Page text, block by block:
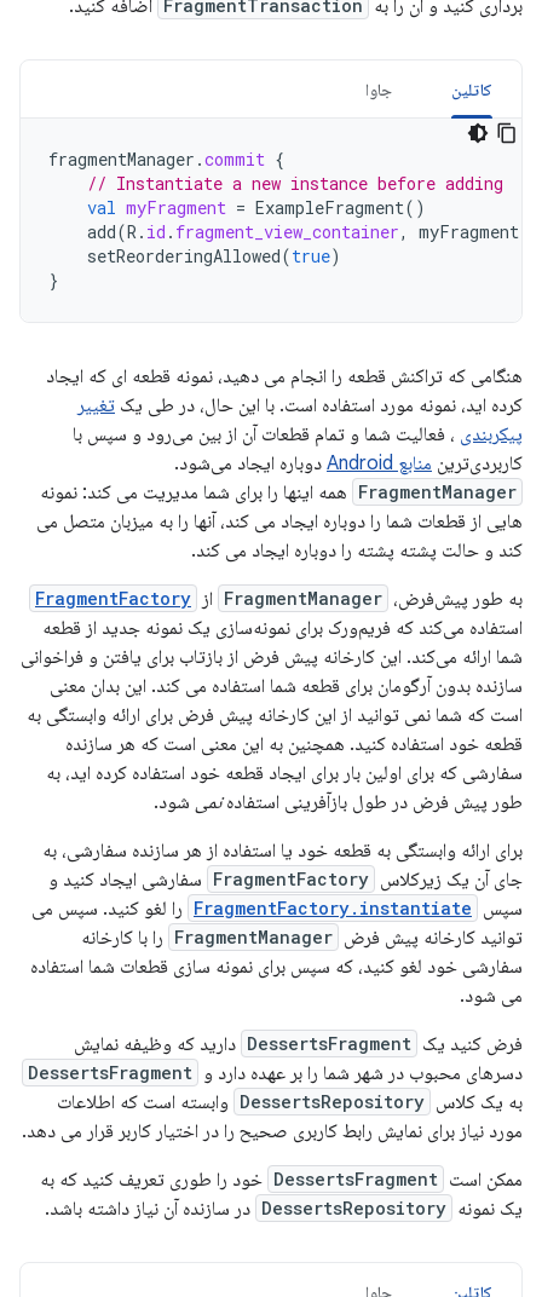
برداری کنید و آن را به FragmentTransaction اضافه کنید.
کاتلین جاوا
fragmentManager .commit {
// Instantiate a new instance before adding
val myFragment = ExampleFragment()
add(R . id . fragment_view_container, myFragment
setReorderingAllowed(true)
}
هنگامی که تراکنش قطعه را انجام می دهید، نمونه قطعه ای که ایجاد
کرده اید، نمونه مورد استفاده است. با این حال، در طی یک تغییر
پیکربندی ، فعالیت شما و تمام قطعات آن از بین می‌رود و سپس با
کاربردی‌ترین منابع Android دوباره ایجاد می‌شود.
FragmentManager همه اینها را برای شما مدیریت می کند: نمونه
هایی از قطعات شما را دوباره ایجاد می کند، آنها را به میزبان متصل می
کند و حالت پشته پشته را دوباره ایجاد می کند.
به طور پیش‌فرض، FragmentManager از FragmentFactory
استفاده می‌کند که فریم‌ورک برای نمونه‌سازی یک نمونه جدید از قطعه
شما ارائه می‌کند. این کارخانه پیش فرض از بازتاب برای یافتن و فراخوانی
سازنده بدون آرگومان برای قطعه شما استفاده می کند. این بدان معنی
است که شما نمی توانید از این کارخانه پیش فرض برای ارائه وابستگی به
قطعه خود استفاده کنید. همچنین به این معنی است که هر سازنده
سفارشی که برای اولین بار برای ایجاد قطعه خود استفاده کرده اید، به
طور پیش فرض در طول بازآفرینی استفادهنمی شود.
برای ارائه وابستگی به قطعه خود یا استفاده از هر سازنده سفارشی، به
جای آن یک زیرکلاس FragmentFactory سفارشی ایجاد کنید و
سپس FragmentFactory.instantiate را لغو کنید. سپس می
توانید کارخانه پیش فرض FragmentManager را با کارخانه
سفارشی خود لغو کنید، که سپس برای نمونه سازی قطعات شما استفاده
می شود.
فرض کنید یک DessertsFragment دارید که وظیفه نمایش
دسرهای محبوب در شهر شما را بر عهده دارد و DessertsFragment
به یک کلاس DessertsRepository وابسته است که اطلاعات
مورد نیاز برای نمایش رابط کاربری صحیح را در اختیار کاربر قرار می دهد.
ممکن است DessertsFragment خود را طوری تعریف کنید که به
یک نمونه DessertsRepository در سازنده آن نیاز داشته باشد.
کاتلین جاوا